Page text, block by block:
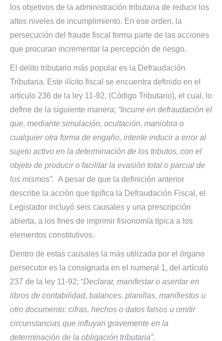
los objetivos de la administración tributaria de reducir los
altos niveles de incumplimiento. En ese orden, la
persecución del fraude fiscal forma parte de las acciones
que procuran incrementar la percepción de riesgo.
El delito tributario más popular es la Defraudación
Tributaria. Este ilícito fiscal se encuentra definido en el
artículo 236 de la ley 11-92, (Código Tributario), el cual, lo
define de la siguiente manera; “Incurre en defraudación el
que, mediante simulación, ocultación, maniobra o
cualquier otra forma de engaño, intente inducir a error al
sujeto activo en la determinación de los tributos, con el
objeto de producir o facilitar la evasión total o parcial de
los mismos”. A pesar de que la definición anterior
describe la acción que tipifica la Defraudación Fiscal, el
Legislador incluyó seis causales y una prescripción
abierta, a los fines de imprimir fisionomía típica a los
elementos constitutivos.
Dentro de estas causales la más utilizada por el órgano
persecutor es la consignada en el numeral 1, del artículo
237 de la ley 11-92; “Declarar, manifestar o asentaren
libros de contabilidad, balances, planillas, manifiestos u
otro documento: cifras, hechos o datos falsos u omitir
circunstancias que influyan gravemente en la
determinación de la obligación tributaria”.